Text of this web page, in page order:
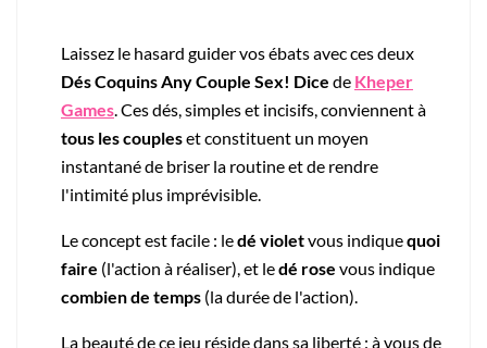
Laissez le hasard guider vos ébats avec ces deux
Dés Coquins Any Couple Sex! Dice de Kheper
Games. Ces dés, simples et incisifs, conviennent à
tous les coupleset constituent un moyen
instantané de briser la routine et de rendre
l'intimité plus imprévisible.
Le concept est facile : ledé violetvous indiquequoi
faire (l'action à réaliser), et ledé rose vous indique
combien de temps (la durée de l'action).
La beauté de ce jeu réside dans sa liberté : à vous de